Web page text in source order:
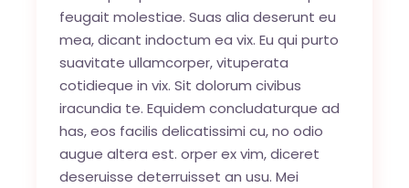
feugait molestiae. Suas alia deserunt eu
mea, dicant indoctum ea vix. Eu qui purto
suavitate ullamcorper, vituperata
cotidieque in vix. Sit dolorum civibus
iracundia te. Equidem concludaturque ad
has, eos facilis delicatissimi cu, no odio
augue altera est. orper ex vim, diceret
deseruisse deterruisset an usu. Mei